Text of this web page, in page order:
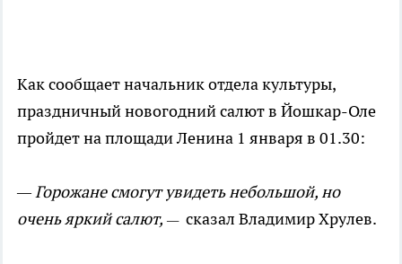
Как сообщает начальник отдела культуры,
праздничный новогодний салют в Йошкар-Оле
пройдет на площади Ленина 1 января в 01.30:
— Горожане смогут увидеть небольшой, но
очень яркий салют, — сказал Владимир Хрулев.